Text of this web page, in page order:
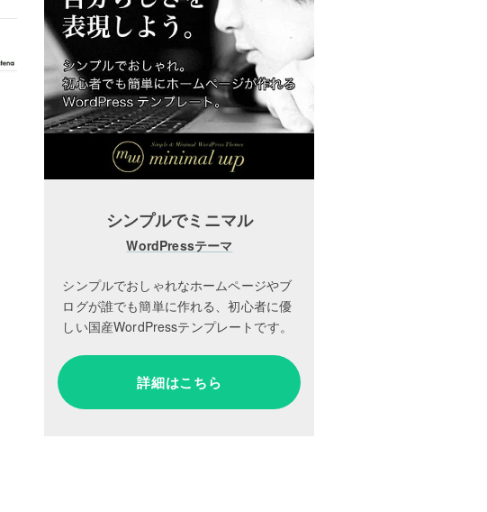
シンプルでミニマル
WordPressテーマ
シンプルでおしゃれなホームページやブ
ログが誰でも簡単に作れる、初心者に優
しい国産WordPressテンプレートです。
詳細はこちら